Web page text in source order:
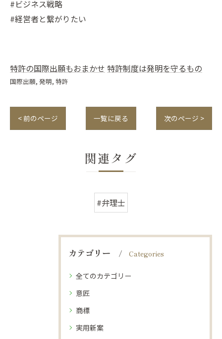
#ビジネス戦略
#経営者と繋がりたい
特許の国際出願もおまかせ 特許制度は発明を守るもの
国際出願 発明 特許
< 前のページ 一覧に戻る 次のページ >
関連タグ
#弁理士
カテゴリー Categories
全てのカテゴリー
意匠
商標
実用新案